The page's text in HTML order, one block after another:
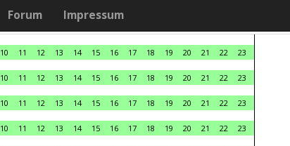
Forum Impressum
10 11 12 13 14 15 16 17 18 19 20 21 22
23
10 11 12 13 14 15 16 17 18 19 20 21 22
23
10 11 12 13 14 15 16 17 18 19 20 21 22
23
10 11 12 13 14 15 16 17 18 19 20 21 22
23